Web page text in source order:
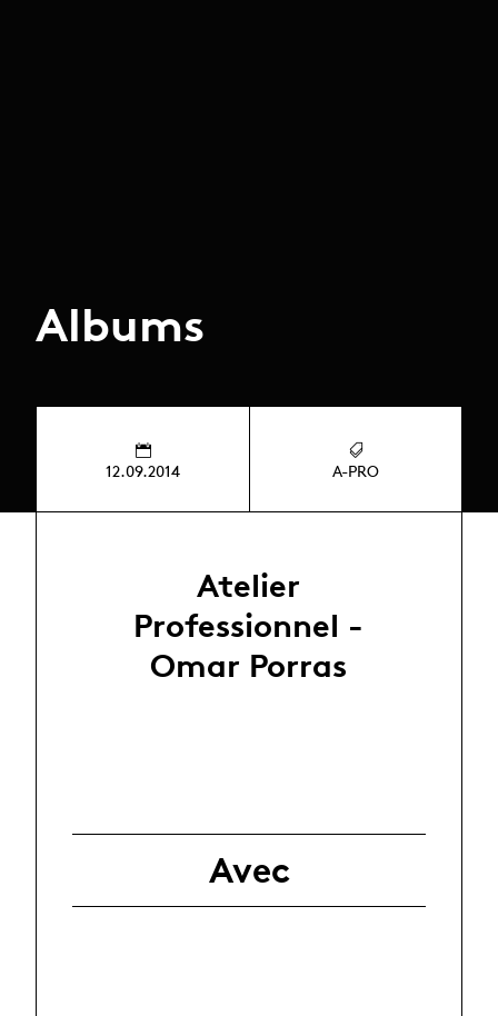
Albums
12.09.2014 A-PRO
Atelier
Professionnel -
Omar Porras
Avec